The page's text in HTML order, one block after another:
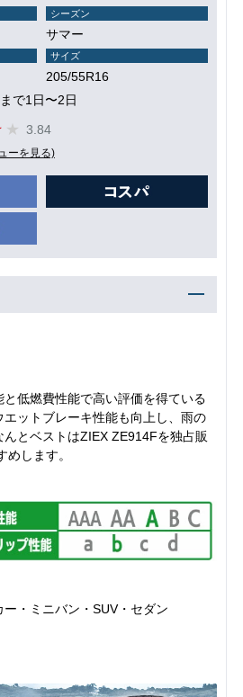
シーズン
サマー
サイズ
205/55R16
で1日〜2日
3.84
ーを見る)
低燃費性能で高い評価を得ている
エットブレーキ性能も向上し、雨の
とベストはZIEX ZE914Fを独占販
します。
・ミニバン・SUV・セダン